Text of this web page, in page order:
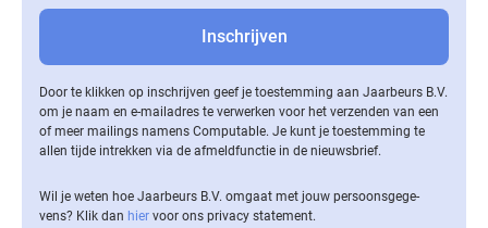
Door te klikken op inschrijven geef je toestemming aan Jaarbeurs B.V.
om je naam en e-mailadres te verwerken voor het verzenden van een
of meer mailings namens Computable. Je kunt je toestemming te
allen tijde intrekken via de af­meld­func­tie in de nieuwsbrief.
Wil je weten hoe Jaarbeurs B.V. omgaat met jouw per­soons­ge­ge­
vens? Klik dan hier voor ons privacy statement.